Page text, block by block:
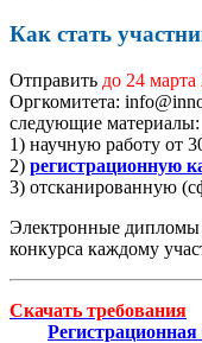
Как стать
Отправить до 24 марта
Оргкомитета:
следующие материалы:
1) научную работу от
2) регистрационную
3) отсканированную
Электронные дипломы
конкурса каждому
Скачать требования
Регистрационная